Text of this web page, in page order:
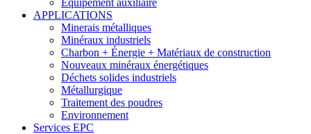
Équipement auxiliaire
APPLICATIONS
Minerais métalliques
Minéraux industriels
Charbon + Énergie + Matériaux de construction
Nouveaux minéraux énergétiques
Déchets solides industriels
Métallurgique
Traitement des poudres
Environnement
Services EPC